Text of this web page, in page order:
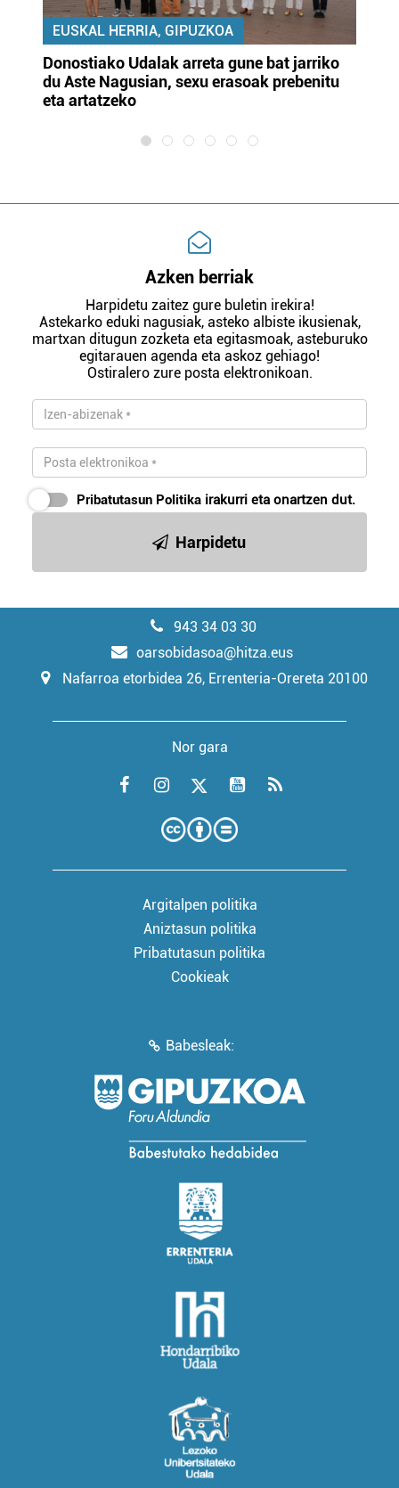
EUSKAL HERRIA, GIPUZKOA
Donostiako Udalak arreta gune bat jarriko
du Aste Nagusian, sexu erasoak prebenitu
eta artatzeko
Azken berriak
Harpidetu zaitez gure buletin irekira!
Astekarko eduki nagusiak, asteko albiste ikusienak,
martxan ditugun zozketa eta egitasmoak, asteburuko
egitarauen agenda eta askoz gehiago!
Ostiralero zure posta elektronikoan.
Pribatutasun Politika irakurri eta onartzen dut.
Harpidetu
943 34 03 30
oarsobidasoa@hitza.eus
Nafarroa etorbidea 26, Errenteria-Orereta 20100
Nor gara
Argitalpen politika
Aniztasun politika
Pribatutasun politika
Cookieak
Babesleak: